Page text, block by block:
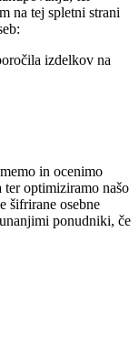
na tej spletni strani
izdelkov na
in ocenimo
ter optimiziramo našo
šifrirane osebne
ponudniki, če